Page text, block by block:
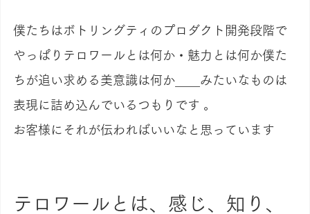
僕たちはボトリングティのプロダクト開発段階で
やっぱりテロワールとは何か・魅力とは何か僕た
ちが追い求める美意識は何か____みたいなものは
表現に詰め込んでいるつもりです 。
お客様にそれが伝わればいいなと思っています
テロワールとは、感じ、知り、